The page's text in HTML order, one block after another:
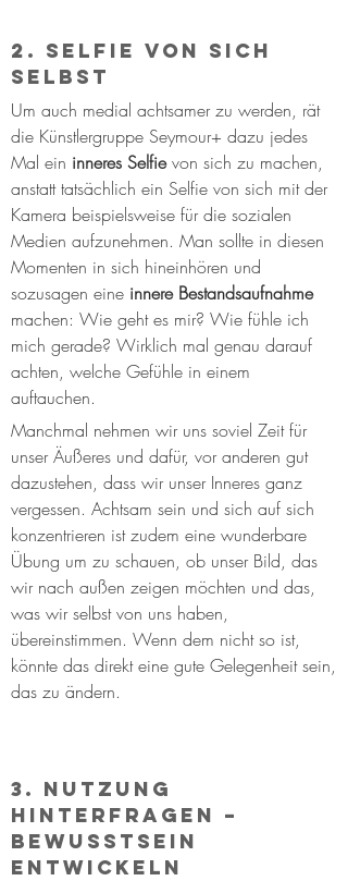
2. Selfie von sich
selbst
Um auch medial achtsamer zu werden, rät
die Künstlergruppe Seymour+ dazu jedes
Mal ein inneres Selfie von sich zu machen,
anstatt tatsächlich ein Selfie von sich mit der
Kamera beispielsweise für die sozialen
Medien aufzunehmen. Man sollte in diesen
Momenten in sich hineinhören und
sozusagen eine innere Bestandsaufnahme
machen: Wie geht es mir? Wie fühle ich
mich gerade? Wirklich mal genau darauf
achten, welche Gefühle in einem
auftauchen.
Manchmal nehmen wir uns soviel Zeit für
unser Äußeres und dafür, vor anderen gut
dazustehen, dass wir unser Inneres ganz
vergessen. Achtsam sein und sich auf sich
konzentrieren ist zudem eine wunderbare
Übung um zu schauen, ob unser Bild, das
wir nach außen zeigen möchten und das,
was wir selbst von uns haben,
übereinstimmen. Wenn dem nicht so ist,
könnte das direkt eine gute Gelegenheit sein,
das zu ändern.
3. Nutzung
hinterfragen –
Bewusstsein
entwickeln